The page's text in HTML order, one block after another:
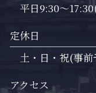
平日9:30～
定休日
土・日・祝(事
アクセス